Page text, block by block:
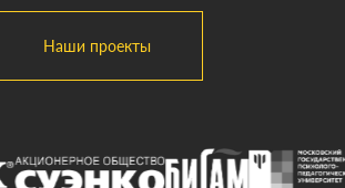
Наши проекты